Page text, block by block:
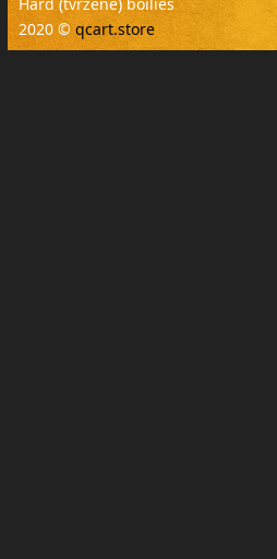
2020 © qcart.store